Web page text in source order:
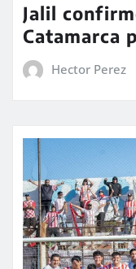
Jalil
Catamarca
Hector Perez